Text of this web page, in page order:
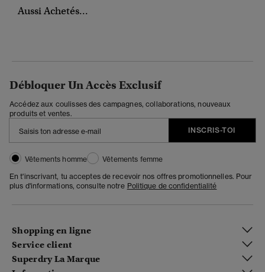
Aussi Achetés...
Débloquer Un Accès Exclusif
Accédez aux coulisses des campagnes, collaborations, nouveaux
produits et ventes.
INSCRIS-TOI
Vêtements homme
Vêtements femme
En t'inscrivant, tu acceptes de recevoir nos offres promotionnelles. Pour
plus d'informations, consulte notre Politique de confidentialité
Shopping en ligne
Service client
Superdry La Marque